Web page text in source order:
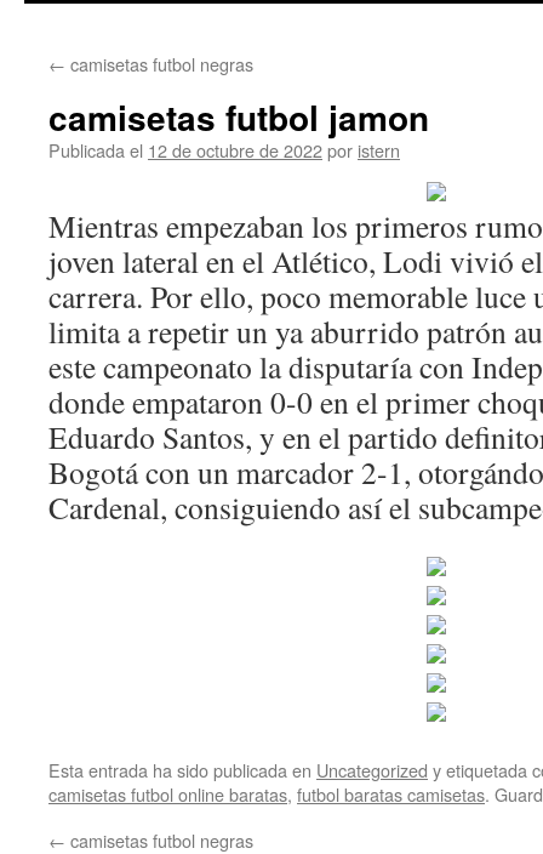
contenido
← camisetas futbol negras
camisetas futbol jamon
Publicada el 12 de octubre de 2022por istern
Mientras empezaban los primeros
joven lateral en el Atlético, Lodi vivió
carrera. Por ello, poco memorable luce
limita a repetir un ya aburrido patrón
este campeonato la disputaría con
donde empataron 0-0 en el primer
Eduardo Santos, y en el partido
Bogotá con un marcador 2-1,
Cardenal, consiguiendo así el
Esta entrada ha sido publicada en Uncategorized y etiquetada
camisetas futbol online baratas, futbol baratas camisetas.
← camisetas futbol negras